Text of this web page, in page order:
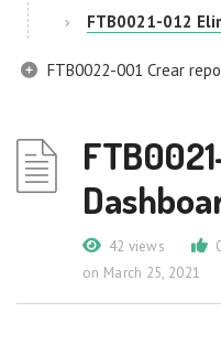
FTB0021-012
FTB0022-001 Crear
42 views
on March 25, 2021